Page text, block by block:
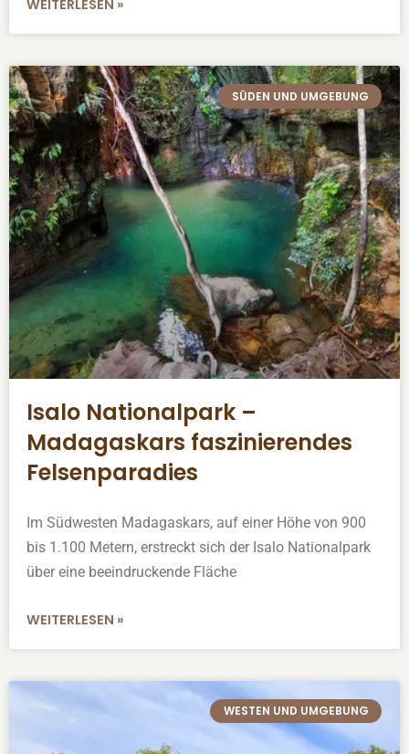
WEITERLESEN »
SÜDEN UND UMGEBUNG
Isalo Nationalpark –
Madagaskars faszinierendes
Felsenparadies
Im Südwesten Madagaskars, auf einer Höhe von 900
bis 1.100 Metern, erstreckt sich der Isalo Nationalpark
über eine beeindruckende Fläche
WEITERLESEN »
WESTEN UND UMGEBUNG